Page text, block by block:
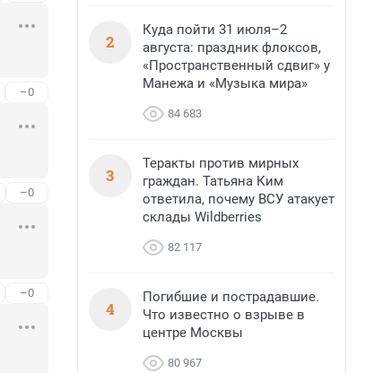
–0
–0
–0
2
Куда пойти 31 июля–2
августа: праздник флоксов,
«Пространственный сдвиг» у
Манежа и «Музыка мира»
84 683
3
Теракты против мирных
граждан. Татьяна Ким
ответила, почему ВСУ атакует
склады Wildberries
82 117
4
Погибшие и пострадавшие.
Что известно о взрыве в
центре Москвы
80 967